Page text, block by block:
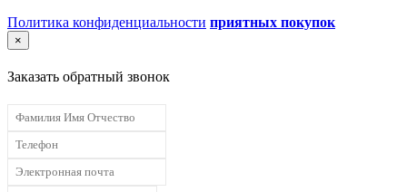
Политика конфиденциальности приятных покупок
×
Заказать обратный звонок